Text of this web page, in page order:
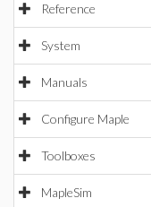
Reference
System
Manuals
Configure Maple
Toolboxes
MapleSim